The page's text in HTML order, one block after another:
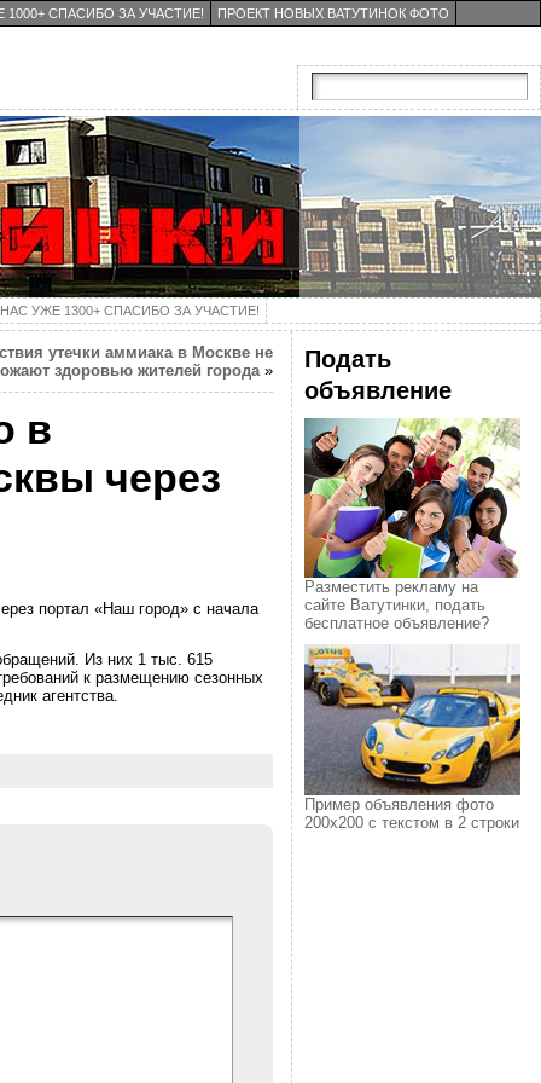
1000+ СПАСИБО ЗА УЧАСТИЕ! ПРОЕКТ НОВЫХ ВАТУТИНОК ФОТО
НАС УЖЕ 1300+ СПАСИБО ЗА УЧАСТИЕ!
утечки аммиака в Москве не
здоровью жителей города»
в
через
портал «Наш город» с начала
Из них 1 тыс. 615
к размещению сезонных
агентства.
Подать
объявление
Разместить рекламу на
сайте Ватутинки, подать
бесплатное объявление?
Пример объявления фото
200х200 с текстом в 2 строки